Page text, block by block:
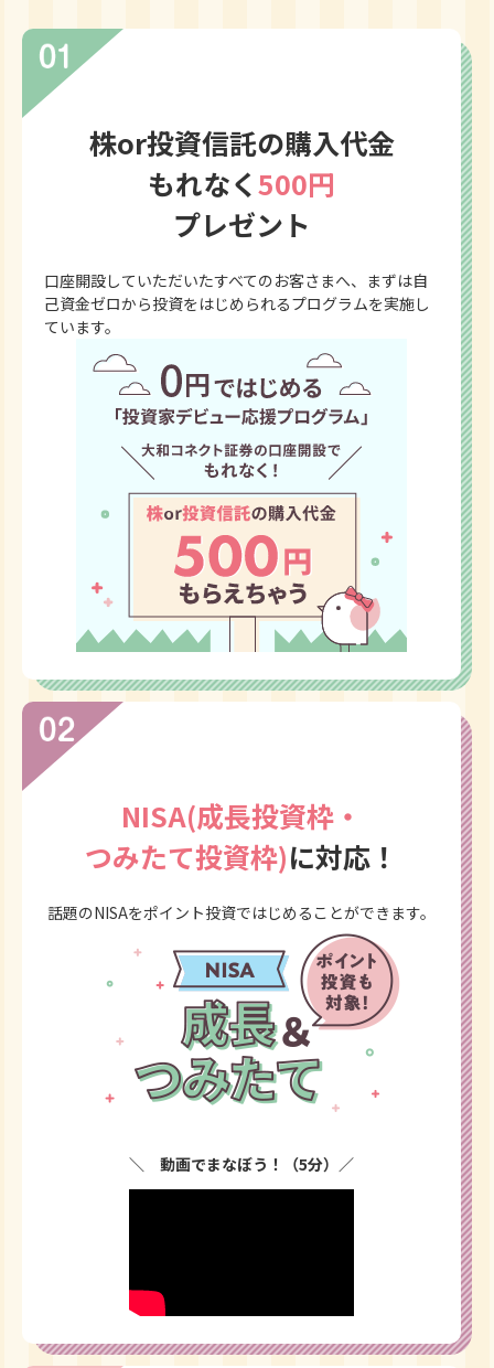
株or投資信託の購入代金
もれなく500円
プレゼント
口座開設していただいたすべてのお客さまへ、まずは自
己資金ゼロから投資をはじめられるプログラムを実施し
ています。
NISA(成長投資枠・
つみたて投資枠)に対応！
話題のNISAをポイント投資ではじめることができます。
＼ 動画でまなぼう！（5分）／